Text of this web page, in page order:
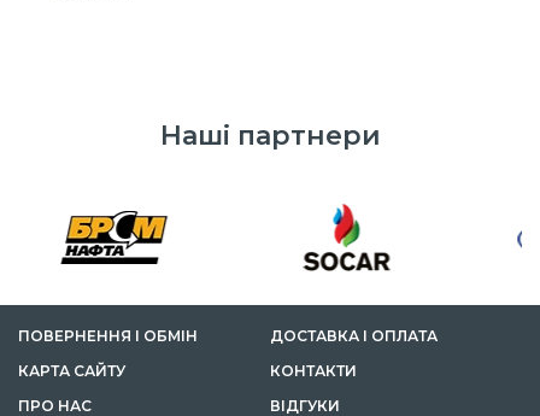
Наші партнери
ПОВЕРНЕННЯ І ОБМІН
ДОСТАВКА І ОПЛАТА
КАРТА САЙТУ
КОНТАКТИ
ПРО НАС
ВІДГУКИ